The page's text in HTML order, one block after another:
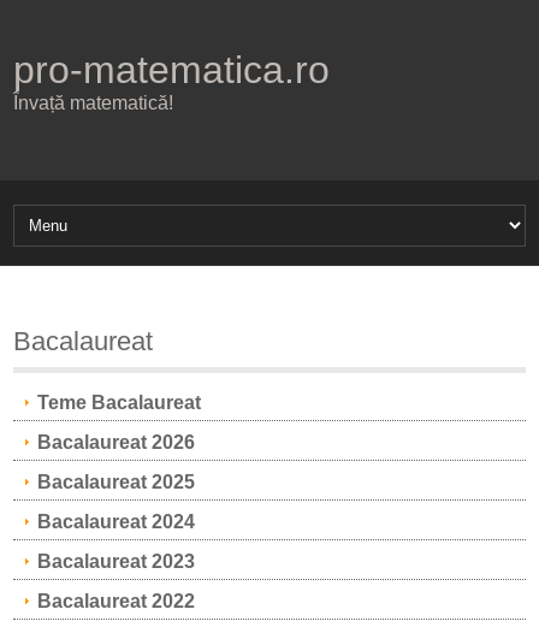
pro-matematica.ro
Învață matematică!
Bacalaureat
Teme Bacalaureat
Bacalaureat 2026
Bacalaureat 2025
Bacalaureat 2024
Bacalaureat 2023
Bacalaureat 2022